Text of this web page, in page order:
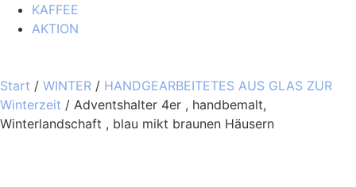
KAFFEE
AKTION
Start / WINTER / HANDGEARBEITETES AUS GLAS ZUR
Winterzeit / Adventshalter 4er , handbemalt,
Winterlandschaft , blau mikt braunen Häusern